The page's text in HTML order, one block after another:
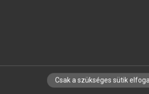
IRATKOZZ FEL
Csak a szükséges sütik